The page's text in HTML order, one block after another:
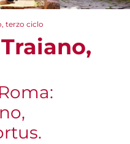
terzo ciclo